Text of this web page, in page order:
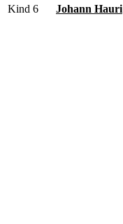
Kind 6
Johann Hauri